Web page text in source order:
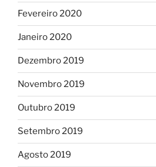
Fevereiro 2020
Janeiro 2020
Dezembro 2019
Novembro 2019
Outubro 2019
Setembro 2019
Agosto 2019